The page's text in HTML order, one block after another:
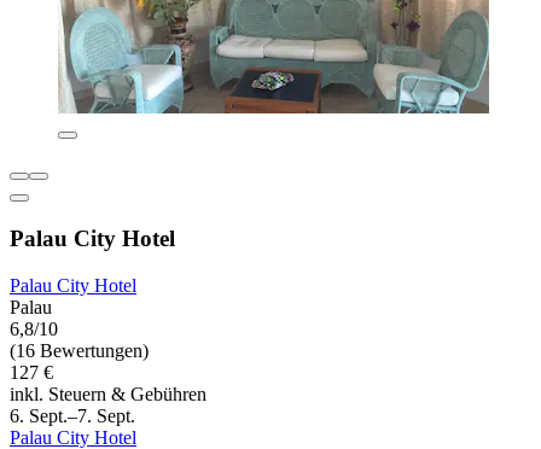
Palau City Hotel
Palau City Hotel
Palau
6,8/10
(16 Bewertungen)
127 €
inkl. Steuern & Gebühren
6. Sept.–7. Sept.
Palau City Hotel